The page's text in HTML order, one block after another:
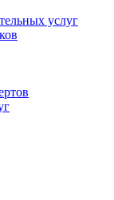
услуг